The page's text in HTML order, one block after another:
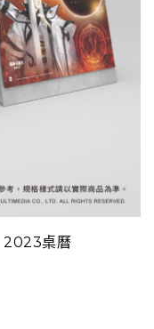
2023桌曆